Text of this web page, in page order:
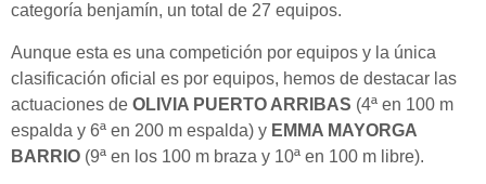
categoría benjamín, un total de 27 equipos.
Aunque esta es una competición por equipos y la única
clasificación oficial es por equipos, hemos de destacar las
actuaciones de OLIVIA PUERTO ARRIBAS (4ª en 100 m
espalda y 6ª en 200 m espalda) y EMMA MAYORGA
BARRIO (9ª en los 100 m braza y 10ª en 100 m libre).